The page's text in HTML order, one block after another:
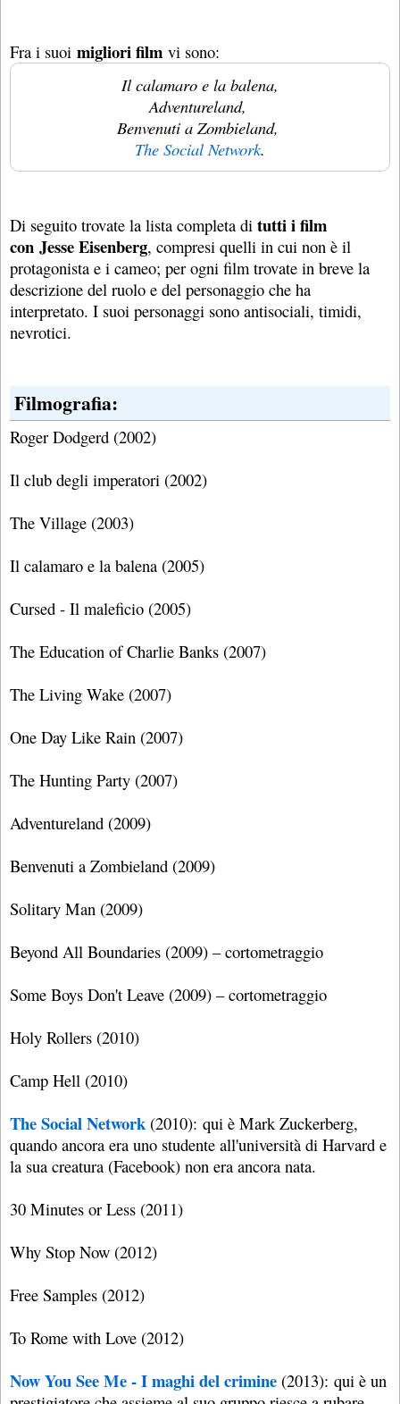
Fra i suoi migliori film vi sono:
Il calamaro e la balena,
Adventureland,
Benvenuti a Zombieland,
The Social Network.
Di seguito trovate la lista completa di tutti i film
con Jesse Eisenberg, compresi quelli in cui non è il
protagonista e i cameo; per ogni film trovate in breve la
descrizione del ruolo e del personaggio che ha
interpretato. I suoi personaggi sono antisociali, timidi,
nevrotici.
Filmografia:
Roger Dodgerd (2002)
Il club degli imperatori (2002)
The Village (2003)
Il calamaro e la balena (2005)
Cursed - Il maleficio (2005)
The Education of Charlie Banks (2007)
The Living Wake (2007)
One Day Like Rain (2007)
The Hunting Party (2007)
Adventureland (2009)
Benvenuti a Zombieland (2009)
Solitary Man (2009)
Beyond All Boundaries (2009) – cortometraggio
Some Boys Don't Leave (2009) – cortometraggio
Holy Rollers (2010)
Camp Hell (2010)
The Social Network (2010): qui è Mark Zuckerberg,
quando ancora era uno studente all'università di Harvard e
la sua creatura (Facebook) non era ancora nata.
30 Minutes or Less (2011)
Why Stop Now (2012)
Free Samples (2012)
To Rome with Love (2012)
Now You See Me - I maghi del crimine (2013): qui è un